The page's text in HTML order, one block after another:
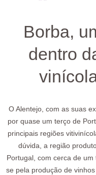
Borba,
dentro
O Alentejo, com as suas
por quase um terço de
principais regiões
dúvida, a região
Portugal, com cerca de
se pela produção de